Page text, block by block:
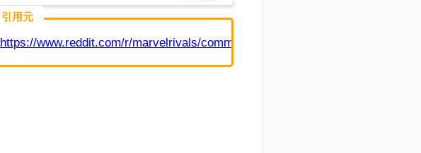
引用元
https://www.reddit.com/r/marvelrivals/comments/1ryxgyq/